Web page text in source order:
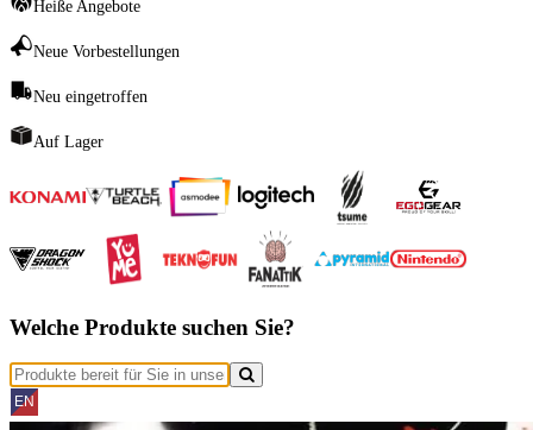
Heiße Angebote
Neue Vorbestellungen
Neu eingetroffen
Auf Lager
Welche Produkte suchen Sie?